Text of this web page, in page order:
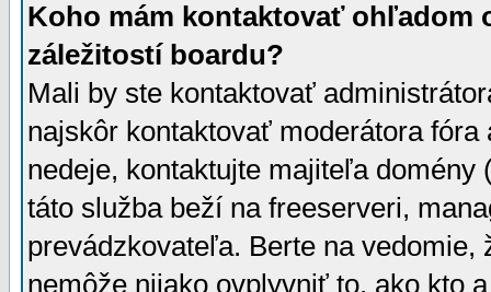
Koho mám kontaktovať ohľadom
záležitostí boardu?
Mali by ste kontaktovať
najskôr kontaktovať moderátora
nedeje, kontaktujte majiteľa
táto služba beží na freeserveri,
prevádzkovateľa. Berte na vedomie,
nemôže nijako ovplyvniť to, ako kto